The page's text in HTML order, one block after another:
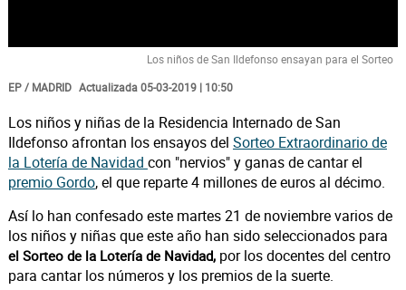
Los niños de San Ildefonso ensayan para el Sorteo
EP / MADRID Actualizada 05-03-2019 | 10:50
Los niños y niñas de la Residencia Internado de San
Ildefonso afrontan los ensayos del Sorteo Extraordinario de
la Lotería de Navidad con "nervios" y ganas de cantar el
premio Gordo, el que reparte 4 millones de euros al décimo.
Así lo han confesado este martes 21 de noviembre varios de
los niños y niñas que este año han sido seleccionados para
el Sorteo de la Lotería de Navidad,por los docentes del centro
para cantar los números y los premios de la suerte.